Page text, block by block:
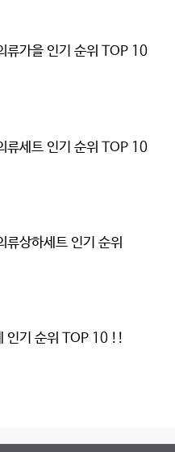
류가을 인기 순위 TOP 10
류세트 인기 순위 TOP 10
류상하세트 인기 순위
인기 순위 TOP 10 !!